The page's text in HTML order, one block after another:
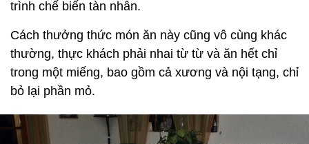
trình chế biến tàn nhẫn.
Cách thưởng thức món ăn này cũng vô cùng khác
thường, thực khách phải nhai từ từ và ăn hết chỉ
trong một miếng, bao gồm cả xương và nội tạng, chỉ
bỏ lại phần mỏ.